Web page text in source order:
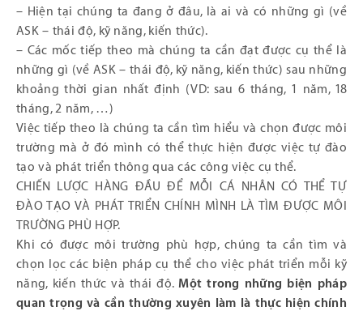
– Hiện tại chúng ta đang ở đâu, là ai và có những gì (về
ASK – thái độ, kỹ năng, kiến thức).
– Các mốc tiếp theo mà chúng ta cần đạt được cụ thể là
những gì (về ASK – thái độ, kỹ năng, kiến thức) sau những
khoảng thời gian nhất định (VD: sau 6 tháng, 1 năm, 18
tháng, 2 năm, …)
Việc tiếp theo là chúng ta cần tìm hiểu và chọn được môi
trường mà ở đó mình có thể thực hiện được việc tự đào
tạo và phát triển thông qua các công việc cụ thể.
CHIẾN LƯỢC HÀNG ĐẦU ĐỂ MỖI CÁ NHÂN CÓ THỂ TỰ
ĐÀO TẠO VÀ PHÁT TRIỂN CHÍNH MÌNH LÀ TÌM ĐƯỢC MÔI
TRƯỜNG PHÙ HỢP.
Khi có được môi trường phù hợp, chúng ta cần tìm và
chọn lọc các biện pháp cụ thể cho việc phát triển mỗi kỹ
năng, kiến thức và thái độ.Một trong những biện pháp
quan trọng và cần thường xuyên làm là thực hiện chính